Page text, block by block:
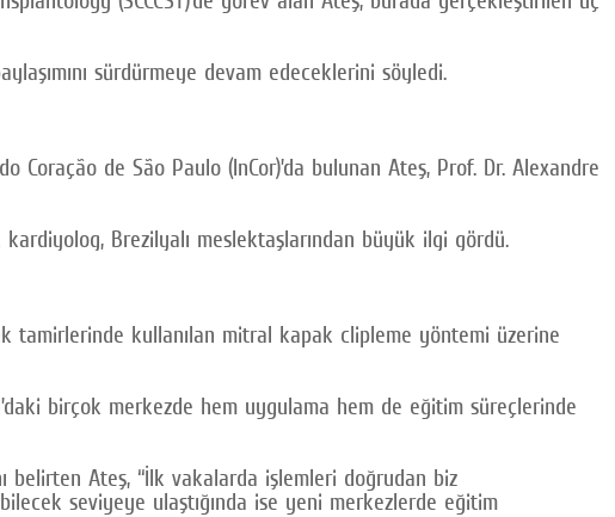
sürdürmeye devam edeceklerini söyledi.
de São Paulo (InCor)’da bulunan Ateş, Prof. Dr. Alexandre
Brezilyalı meslektaşlarından büyük ilgi gördü.
tamirlerinde kullanılan mitral kapak clipleme yöntemi üzerine
birçok merkezde hem uygulama hem de eğitim süreçlerinde
belirten Ateş, “İlk vakalarda işlemleri doğrudan biz
seviyeye ulaştığında ise yeni merkezlerde eğitim